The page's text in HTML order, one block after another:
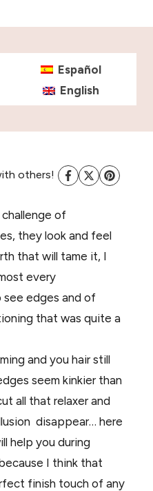
Español
English
others!
of
they look and feel
that will tame it, I
every
edges and of
that was quite a
and you hair still
seem kinkier than
all that relaxer and
disappear… here
help you during
I think that
finish touch of any